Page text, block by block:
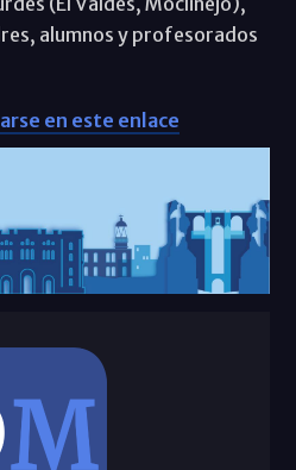
alumnos y profesorados
en este enlace